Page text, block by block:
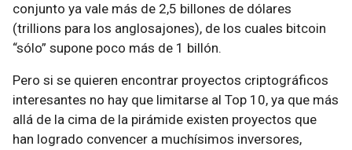
conjunto ya vale más de 2,5 billones de dólares
(trillions para los anglosajones), de los cuales bitcoin
“sólo” supone poco más de 1 billón.
Pero si se quieren encontrar proyectos criptográficos
interesantes no hay que limitarse al Top 10, ya que más
allá de la cima de la pirámide existen proyectos que
han logrado convencer a muchísimos inversores,